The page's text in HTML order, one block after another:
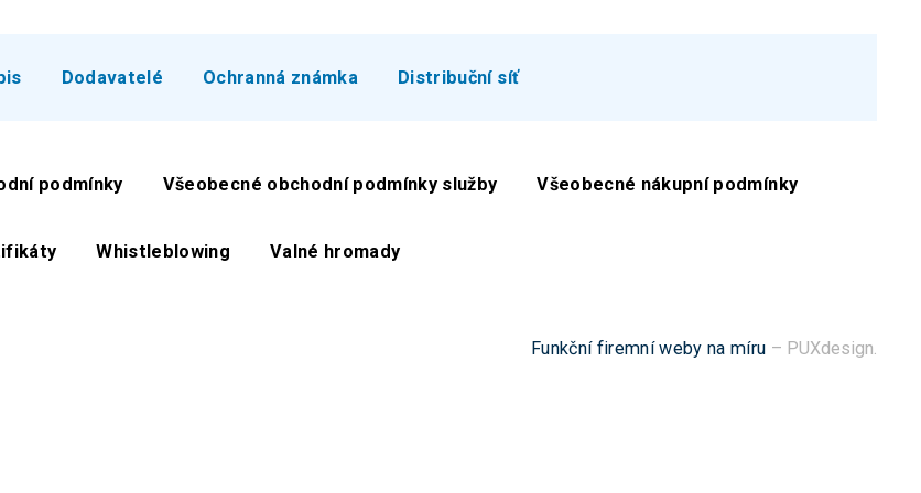
Dodavatelé Ochranná známka Distribuční síť
podmínky Všeobecné obchodní podmínky služby Všeobecné nákupní podmínky
Whistleblowing Valné hromady
Funkční firemní weby na míru – PUXdesign.